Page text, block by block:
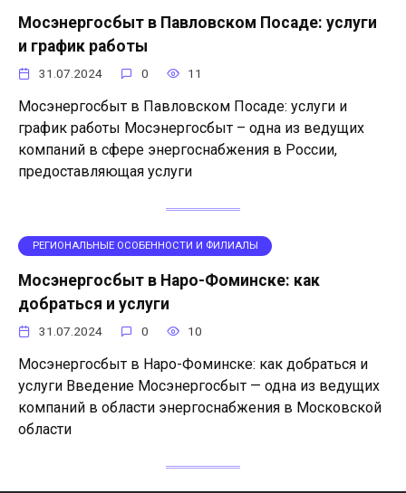
Мосэнергосбыт в Павловском Посаде: услуги
и график работы
31.07.2024 0 11
Мосэнергосбыт в Павловском Посаде: услуги и
график работы Мосэнергосбыт – одна из ведущих
компаний в сфере энергоснабжения в России,
предоставляющая услуги
РЕГИОНАЛЬНЫЕ ОСОБЕННОСТИ И ФИЛИАЛЫ
Мосэнергосбыт в Наро-Фоминске: как
добраться и услуги
31.07.2024 0 10
Мосэнергосбыт в Наро-Фоминске: как добраться и
услуги Введение Мосэнергосбыт — одна из ведущих
компаний в области энергоснабжения в Московской
области